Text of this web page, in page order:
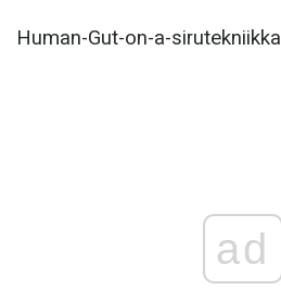
Human-Gut-on-a-sirutekniikka
ad